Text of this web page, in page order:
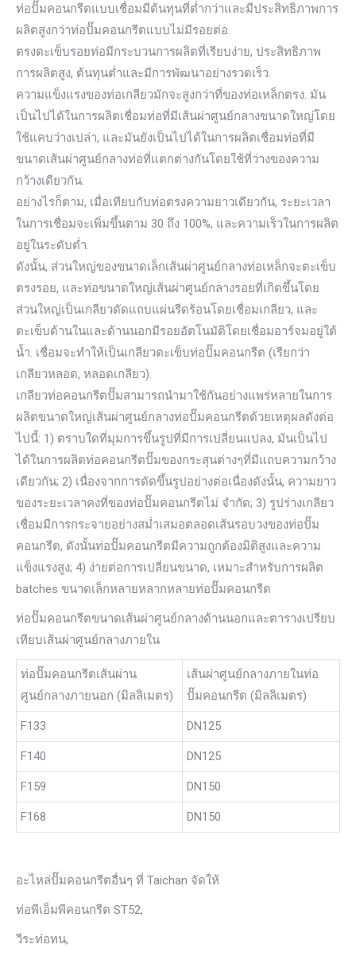
ท่อปั๊มคอนกรีตแบบเชื่อมมีต้นทุนที่ต่ำกว่าและมีประสิทธิภาพการ
ผลิตสูงกว่าท่อปั๊มคอนกรีตแบบไม่มีรอยต่อ.
ตรงตะเข็บรอยท่อมีกระบวนการผลิตที่เรียบง่าย, ประสิทธิภาพ
การผลิตสูง, ต้นทุนต่ำและมีการพัฒนาอย่างรวดเร็ว.
ความแข็งแรงของท่อเกลียวมักจะสูงกว่าที่ของท่อเหล็กตรง. มัน
เป็นไปได้ในการผลิตเชื่อมท่อที่มีเส้นผ่าศูนย์กลางขนาดใหญ่โดย
ใช้แคบว่างเปล่า, และมันยังเป็นไปได้ในการผลิตเชื่อมท่อที่มี
ขนาดเส้นผ่าศูนย์กลางท่อที่แตกต่างกันโดยใช้ที่ว่างของความ
กว้างเดียวกัน.
อย่างไรก็ตาม, เมื่อเทียบกับท่อตรงความยาวเดียวกัน, ระยะเวลา
ในการเชื่อมจะเพิ่มขึ้นตาม 30 ถึง 100%, และความเร็วในการผลิต
อยู่ในระดับต่ำ.
ดังนั้น, ส่วนใหญ่ของขนาดเล็กเส้นผ่าศูนย์กลางท่อเหล็กจะตะเข็บ
ตรงรอย, และท่อขนาดใหญ่เส้นผ่าศูนย์กลางรอยที่เกิดขึ้นโดย
ส่วนใหญ่เป็นเกลียวดัดแถบแผ่นรีดร้อนโดยเชื่อมเกลียว, และ
ตะเข็บด้านในและด้านนอกมีรอยอัตโนมัติโดยเชื่อมอาร์จมอยู่ใต้
น้ำ. เชื่อมจะทำให้เป็นเกลียวตะเข็บท่อปั๊มคอนกรีต (เรียกว่า
เกลียวหลอด, หลอดเกลียว).
เกลียวท่อคอนกรีตปั๊มสามารถนำมาใช้กันอย่างแพร่หลายในการ
ผลิตขนาดใหญ่เส้นผ่าศูนย์กลางท่อปั๊มคอนกรีตด้วยเหตุผลดังต่อ
ไปนี้: 1) ตราบใดที่มุมการขึ้นรูปที่มีการเปลี่ยนแปลง, มันเป็นไป
ได้ในการผลิตท่อคอนกรีตปั๊มของกระสุนต่างๆที่มีแถบความกว้าง
เดียวกัน; 2) เนื่องจากการดัดขึ้นรูปอย่างต่อเนื่องดังนั้น, ความยาว
ของระยะเวลาคงที่ของท่อปั๊มคอนกรีตไม่ จำกัด; 3) รูปร่างเกลียว
เชื่อมมีการกระจายอย่างสม่ำเสมอตลอดเส้นรอบวงของท่อปั๊ม
คอนกรีต, ดังนั้นท่อปั๊มคอนกรีตมีความถูกต้องมิติสูงและความ
แข็งแรงสูง; 4) ง่ายต่อการเปลี่ยนขนาด, เหมาะสำหรับการผลิต
batches ขนาดเล็กหลายหลากหลายท่อปั๊มคอนกรีต
ท่อปั๊มคอนกรีตขนาดเส้นผ่าศูนย์กลางด้านนอกและตารางเปรียบ
เทียบเส้นผ่าศูนย์กลางภายใน
ท่อปั๊มคอนกรีตเส้นผ่าน
ศูนย์กลางภายนอก (มิลลิเมตร)
เส้นผ่าศูนย์กลางภายในท่อ
ปั๊มคอนกรีต (มิลลิเมตร)
F133 DN125
F140 DN125
F159 DN150
F168 DN150
อะไหล่ปั๊มคอนกรีตอื่นๆ ที่ Taichan จัดให้
ท่อพีเอ็มพีคอนกรีต ST52,
วีระท่อทน,